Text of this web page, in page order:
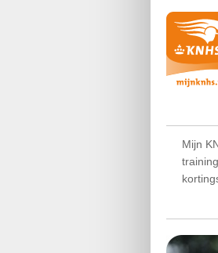
Mijn